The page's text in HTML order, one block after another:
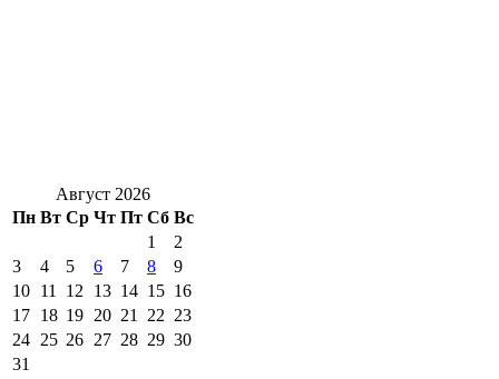
Август 2026
Пн Вт Ср Чт Пт Сб Вс
1
2
3
4 5 6 7 8
9
10 11 12 13 14 15 16
17 18 19 20 21 22 23
24 25 26 27 28 29 30
31